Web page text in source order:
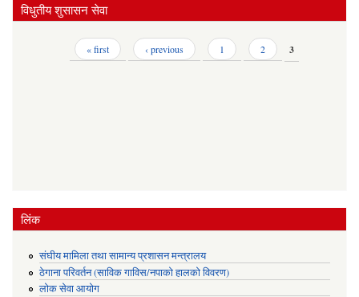
विधुतीय शुसासन सेवा
« first ‹ previous 1 2 3
लिंक
संघीय मामिला तथा सामान्य प्रशासन मन्त्रालय
ठेगाना परिवर्तन (साविक गाविस/नपाको हालको विवरण)
लोक सेवा आयोग